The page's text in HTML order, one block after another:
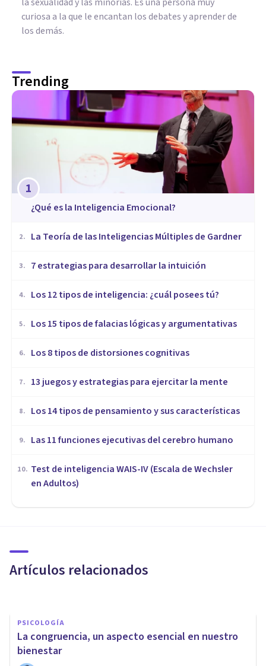
curiosa a la que le encantan los debates y aprender de
los demás.
Trending
1
¿Qué es la Inteligencia Emocional?
2. La Teoría de las Inteligencias Múltiples de Gardner
3. 7 estrategias para desarrollar la intuición
4. Los 12 tipos de inteligencia: ¿cuál posees tú?
5. Los 15 tipos de falacias lógicas y argumentativas
6. Los 8 tipos de distorsiones cognitivas
7. 13 juegos y estrategias para ejercitar la mente
8. Los 14 tipos de pensamiento y sus características
9. Las 11 funciones ejecutivas del cerebro humano
10. Test de inteligencia WAIS-IV (Escala de Wechsler
en Adultos)
Artículos relacionados
y felicidad
PSICOLOGÍA
La congruencia, un aspecto esencial en nuestro
bienestar